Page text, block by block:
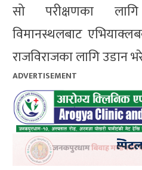
सो परीक्षणका
विमानस्थलबाट
राजविराजका लागि उडान
ADVERTISEMENT